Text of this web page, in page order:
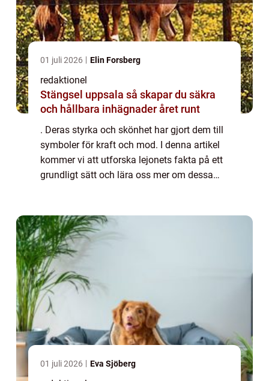
01 juli 2026 Elin Forsberg
redaktionel
Stängsel uppsala så skapar du säkra
och hållbara inhägnader året runt
. Deras styrka och skönhet har gjort dem till
symboler för kraft och mod. I denna artikel
kommer vi att utforska lejonets fakta på ett
grundligt sätt och lära oss mer om dessa
01 juli 2026 Eva Sjöberg